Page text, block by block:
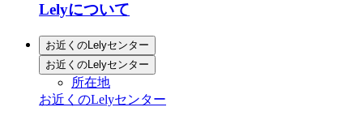
Lelyについて
お近くのLelyセンター
お近くのLelyセンター
所在地
お近くのLelyセンター